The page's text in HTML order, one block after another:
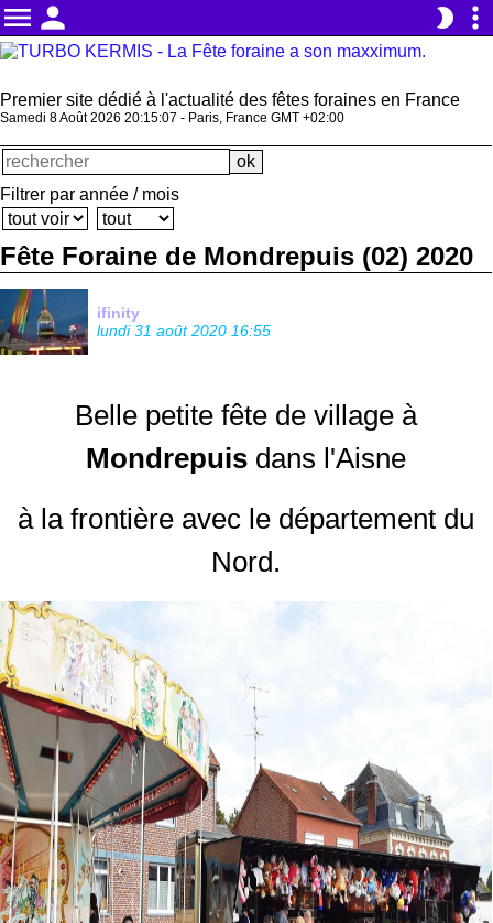
menu person brightness_2 more_vert
Premier site dédié à l'actualité des fêtes foraines en France
Samedi 8 Août 2026 20:15:07 - Paris, France GMT +02:00
Filtrer par année / mois
Fête Foraine de Mondrepuis (02) 2020
ifinity
lundi 31 août 2020 16:55
Belle petite fête de village à
Mondrepuis dans l'Aisne
à la frontière avec le département du
Nord.